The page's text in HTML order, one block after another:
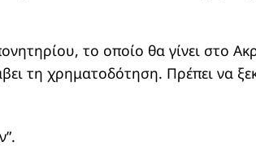
το οποίο θα γίνει στο
τη χρηματοδότηση. Πρέπει να